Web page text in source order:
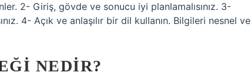
2- Giriş, gövde ve sonucu iyi planlamalısınız. 3-
4- Açık ve anlaşılır bir dil kullanın. Bilgileri nesnel ve
NEDIR?